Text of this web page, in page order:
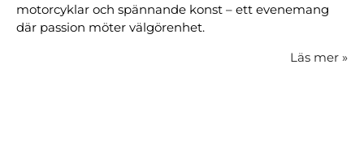
motorcyklar och spännande konst – ett evenemang
där passion möter välgörenhet.
Läs mer »